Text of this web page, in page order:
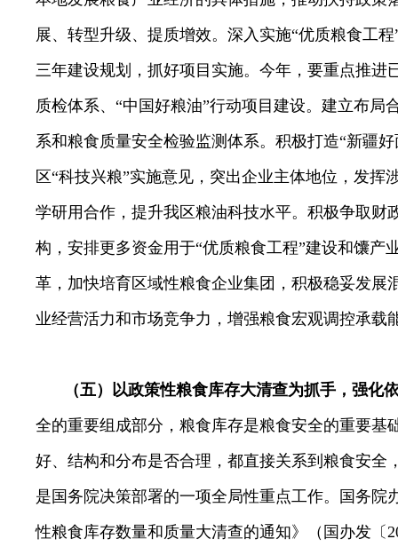
展、转型升级、提质增效。 深入实施“优质粮食工程
三年建设规划，抓好项目实施。今年，要重点推进
质检体系、“中国好粮油”行动项目建设。建立布局
系和粮食质量安全检验监测体系。积极打造“新疆
区“科技兴粮”实施意见，突出企业主体地位，发挥
学研用合作，提升我区粮油科技水平。积极争取财
构， 安排更多资金用于“优质粮食工程”建设和馕产
革，加快培育区域性粮食企业集团，积极稳妥发展
业经营活力和市场竞争力，增强粮食宏观调控承载
（五）以政策性粮食库存大清查为抓手，强化
全的重要组成部分，粮食库存是粮食安全的重要基
好、结构和分布是否合理，都直接关系到粮食安全
是国务院决策部署的一项全局性重点工作。国务院
性粮食库存数量和质量大清查的通知》（国办发〔